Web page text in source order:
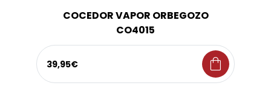
COCEDOR VAPOR ORBEGOZO
CO4015
39,95€ shopping_bag